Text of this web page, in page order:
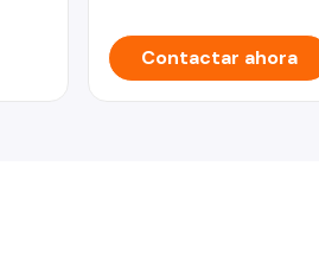
Contactar ahora